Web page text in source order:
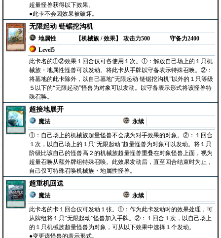
超量怪兽获得以下效果。
●此卡不会因效果被破坏。
无限起动 链锯挖沟机
地属性
【机械族 / 效果】
Level5
攻击力500 守备力2400
此卡名的①②效果１回合仅可各使用１次。①：解放自己场上的１只机
械族・地属性怪兽可以发动。将此卡从手牌以守备表示特殊召唤。②：
将墓地的此卡除外，以自己墓地“无限起动 链锯挖沟机”以外的１只等级
５以下的“无限起动”怪兽为对象可以发动。以守备表示形式将该怪兽特
殊召唤。
超接地展开
魔法
永续
①：自己场上的机械族超量怪兽不会成为对手效果的对象。②：１回合
１次，以自己场上的１只“无限起动”超量怪兽为对象可以发动。将１只
阶级比该自己的怪兽高２的机械族超量怪兽重叠在对象怪兽上面，视为
超量召唤从额外牌组特殊召唤。此效果发动后，直至回合结束时为止，
自己仅可特殊召唤机械族・地属性怪兽。
超重机回送
魔法
永续
此卡名的卡１回合仅可发动１张。①：作为此卡发动时的效果处理，可
从牌组将１只“无限起动”怪兽加入手牌。②：１回合１次，以自己场上
的１只机械族超量怪兽为对象，可从以下效果中选择１个发动。
●变更该怪兽的表示形式。